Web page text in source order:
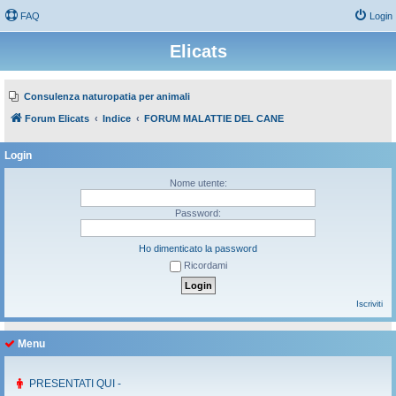
FAQ Login
Elicats
Consulenza naturopatia per animali
Forum Elicats Indice FORUM MALATTIE DEL CANE
Login
Nome utente:
Password:
Ho dimenticato la password
Ricordami
Iscriviti
Menu
PRESENTATI QUI -